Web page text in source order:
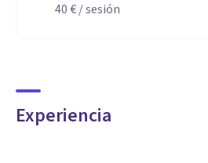
40 €/ sesión
Experiencia